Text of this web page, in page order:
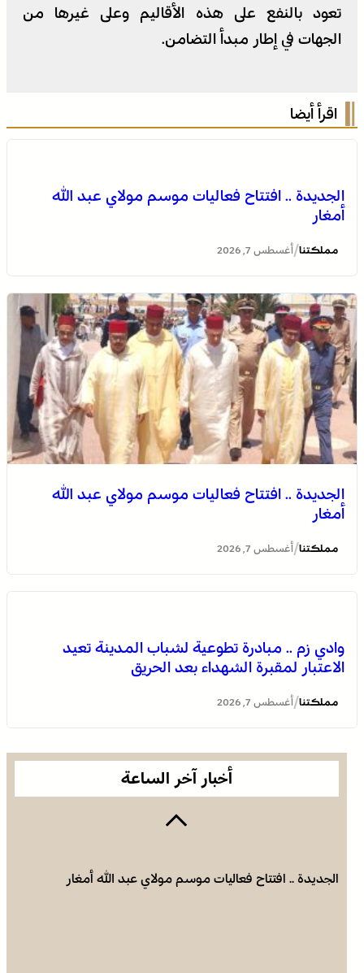
تعود بالنفع على هذه الأقاليم وعلى غيرها من
الجهات في إطار مبدأ التضامن.
اقرأ أيضا
الجديدة .. افتتاح فعاليات موسم مولاي عبد الله
أمغار
مملكتنا/ أغسطس 7, 2026
الجديدة .. افتتاح فعاليات موسم مولاي عبد الله
أمغار
مملكتنا/ أغسطس 7, 2026
وادي زم .. مبادرة تطوعية لشباب المدينة تعيد
الاعتبار لمقبرة الشهداء بعد الحريق
مملكتنا/ أغسطس 7, 2026
أخبار آخر الساعة
وادي زم .. مبادرة تطوعية لشباب المدينة تعيد الاعتبار لمقبرة
الجديدة .. افتتاح فعاليات موسم مولاي عبد الله أمغار
الجديدة .. افتتاح فعاليات موسم مولاي عبد الله أمغار